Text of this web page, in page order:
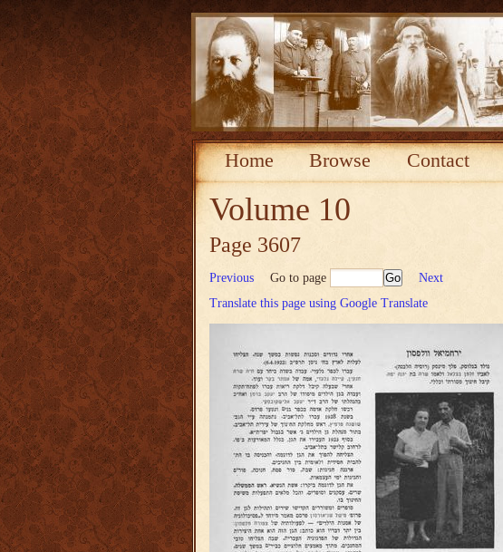
Home Browse Contact
Volume 10
Page 3607
Previous Go to page
Next
Translate this page using Google Translate